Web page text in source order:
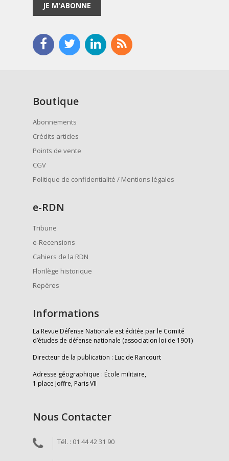
JE M'ABONNE
Boutique
Abonnements
Crédits articles
Points de vente
CGV
Politique de confidentialité / Mentions légales
e-RDN
Tribune
e-Recensions
Cahiers de la RDN
Florilège historique
Repères
Informations
La Revue Défense Nationale est éditée par le Comité
d’études de défense nationale (association loi de 1901)
Directeur de la publication : Luc de Rancourt
Adresse géographique : École militaire,
1 place Joffre, Paris VII
Nous Contacter
Tél. : 01 44 42 31 90